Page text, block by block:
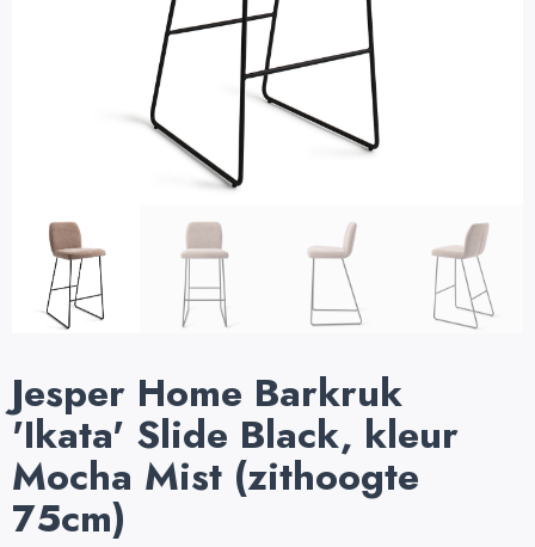
Jesper Home Barkruk
'Ikata' Slide Black, kleur
Mocha Mist (zithoogte
75cm)